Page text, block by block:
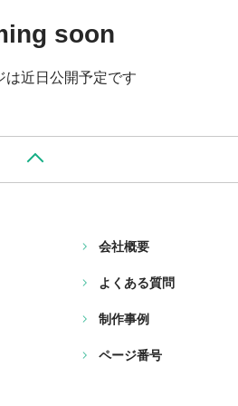
soon
は近日公開予定です
会社概要
よくある質問
制作事例
ページ番号